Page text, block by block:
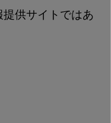
供サイトではあ